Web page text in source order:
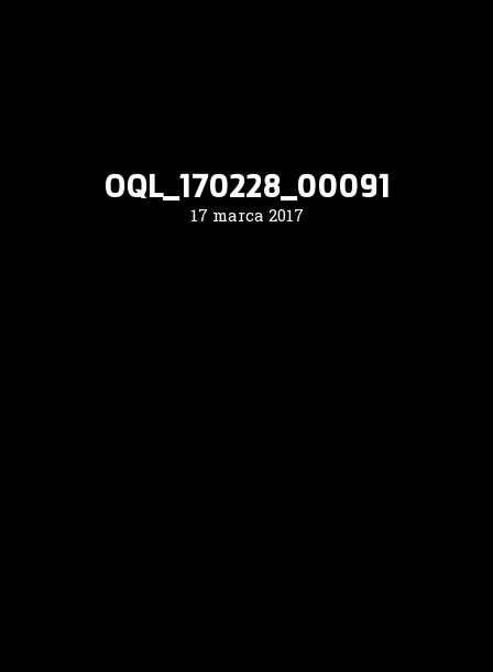
OQL_170228_00091
17 marca 2017